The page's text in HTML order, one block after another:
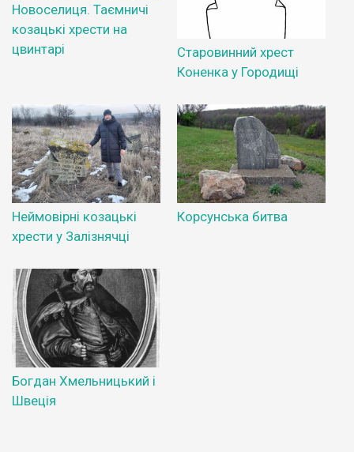
Новоселиця. Таємничі
козацькі хрести на
цвинтарі
Старовинний хрест
Коненка у Городищі
Неймовірні козацькі
хрести у Залізнячці
Корсунська битва
Богдан Хмельницький і
Швеція